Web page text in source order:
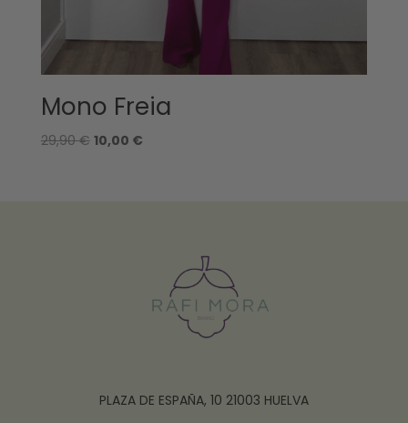
Mono Freia
29,90€ El
10,00 €El
PLAZA DE ESPAÑA, 10 21003 HUELVA